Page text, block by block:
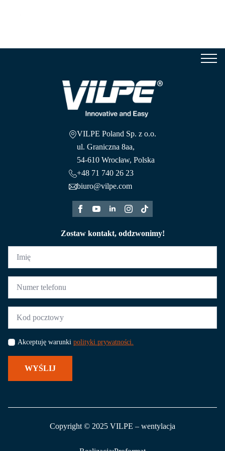
VILPE Poland Sp. z o.o.
ul. Graniczna 8aa,
54-610 Wrocław, Polska
+48 71 740 26 23
biuro@vilpe.com
Zostaw kontakt, oddzwonimy!
Imię
Numer
telefonu
Kod
pocztowy
Akceptuję warunki polityki prywatności.
WYŚLIJ
Copyright © 2025 VILPE – wentylacja